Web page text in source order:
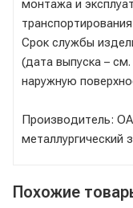
монтажа и
Срок службы
(дата выпуска – см.
наружную
Производитель:
металлургический
Похожие